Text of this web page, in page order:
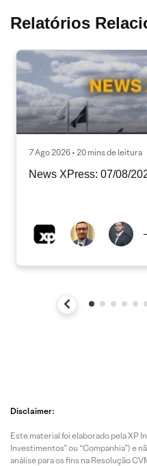
Relatórios
7 Ago 2026 • 20 mins de leitura
News XPress: 07/08/
Disclaimer:
Este material foi elaborado pela XP
Investimentos” ou “Companhia”) e
análise para os fins na Resolução